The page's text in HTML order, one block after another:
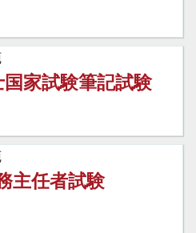
家試験筆記試験
主任者試験